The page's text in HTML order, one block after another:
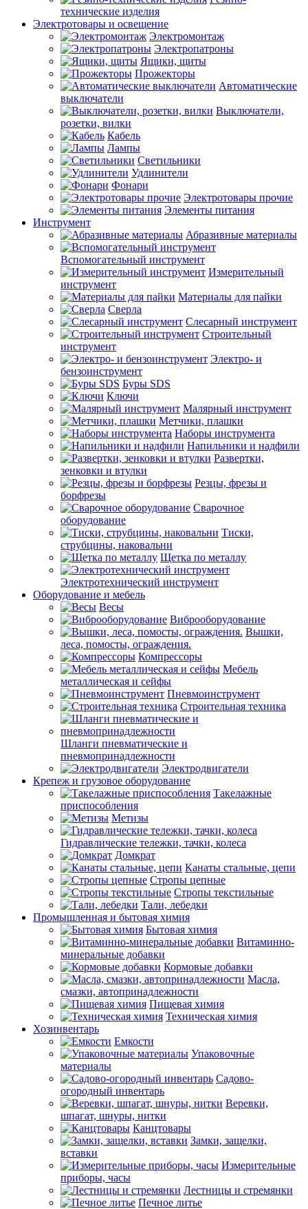
технические изделия
Электротовары и освещение
Электромонтаж
Электропатроны
Ящики, щиты
Прожекторы
Автоматические
выключатели
Выключатели,
розетки, вилки
Кабель
Лампы
Светильники
Удлинители
Фонари
Электротовары прочие
Элементы питания
Инструмент
Абразивные материалы
Вспомогательный инструмент
Измерительный
инструмент
Материалы для пайки
Сверла
Слесарный инструмент
Строительный
инструмент
Электро- и
бензоинструмент
Буры SDS
Ключи
Малярный инструмент
Метчики, плашки
Наборы инструмента
Напильники и надфили
Развертки,
зенковки и втулки
Резцы, фрезы и
борфрезы
Сварочное
оборудование
Тиски,
струбцины, наковальни
Щетка по металлу
Электротехнический инструмент
Оборудование и мебель
Весы
Виброоборудование
Вышки,
леса, помосты, ограждения.
Компрессоры
Мебель
металлическая и сейфы
Пневмоинструмент
Строительная техника
Шланги пневматические и
пневмопринадлежности
Электродвигатели
Крепеж и грузовое оборудование
Такелажные
приспособления
Метизы
Гидравлические тележки, тачки, колеса
Домкрат
Канаты стальные, цепи
Стропы цепные
Стропы текстильные
Тали, лебедки
Промышленная и бытовая химия
Бытовая химия
Витаминно-
минеральные добавки
Кормовые добавки
Масла,
смазки, автопринадлежности
Пищевая химия
Техническая химия
Хозинвентарь
Емкости
Упаковочные
материалы
Садово-
огородный инвентарь
Веревки,
шпагат, шнуры, нитки
Канцтовары
Замки, защелки,
вставки
Измерительные
приборы, часы
Лестницы и стремянки
Печное литье